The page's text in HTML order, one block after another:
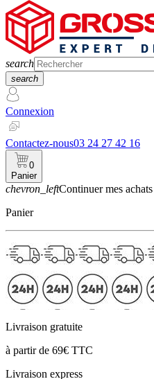
search
search
Connexion
Contactez-nous03 24 27 42 16
0
Panier
chevron_leftContinuer mes achats
Panier
Livraison gratuite
à partir de 69€ TTC
Livraison express